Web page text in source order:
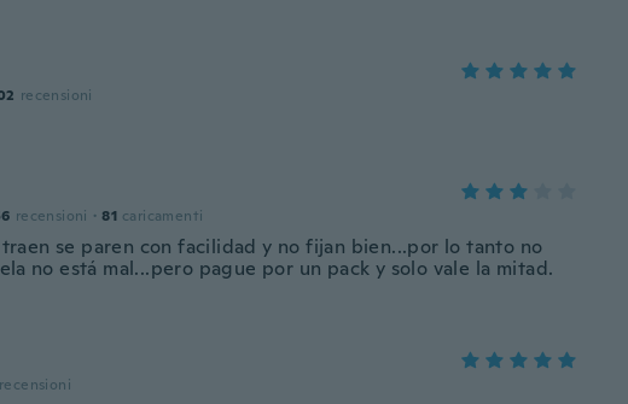
recensioni
recensioni · 81 caricamenti
traen se paren con facilidad y no fijan bien...por lo tanto no
no está mal...pero pague por un pack y solo vale la mitad.
recensioni